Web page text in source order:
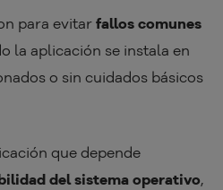
para evitar fallos comunes
la aplicación se instala en
o sin cuidados básicos
que depende
del sistema operativo,